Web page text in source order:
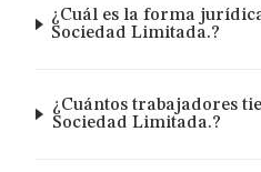
¿Cuál es la forma
Sociedad Limitada.?
¿Cuántos trabajadores
Sociedad Limitada.?